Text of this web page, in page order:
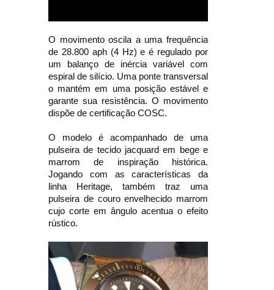
O movimento oscila a uma frequência
de 28.800 aph (4 Hz) e é regulado por
um balanço de inércia variável com
espiral de silício. Uma ponte transversal
o mantém em uma posição estável e
garante sua resistência. O movimento
dispõe de certificação COSC.
O modelo é acompanhado de uma
pulseira de tecido jacquard em bege e
marrom de inspiração histórica.
Jogando com as características da
linha Heritage, também traz uma
pulseira de couro envelhecido marrom
cujo corte em ângulo acentua o efeito
rústico.